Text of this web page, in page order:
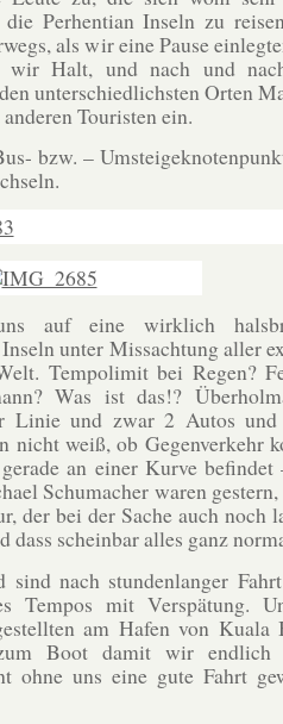
die Perhentian Inseln zu
als wir eine Pause
wir Halt, und nach und
unterschiedlichsten Orten
Touristen ein.
bzw. –
auf eine wirklich
unter Missachtung aller
Tempolimit bei Regen?
Was ist das!?
Linie und zwar 2 Autos
nicht weiß, ob Gegenverkehr
an einer Kurve befindet
Schumacher waren
der bei der Sache auch noch
dass scheinbar alles ganz
sind nach stundenlanger
Tempos mit Verspätung.
am Hafen von Kuala
Boot damit wir endlich
ohne uns eine gute Fahrt